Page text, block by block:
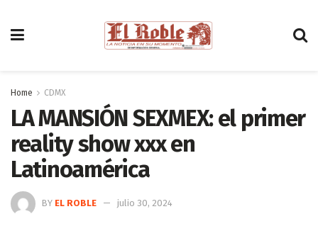
Home CDMX
LA MANSIÓN SEXMEX: el primer
reality show xxx en
Latinoamérica
BY EL ROBLE julio 30, 2024